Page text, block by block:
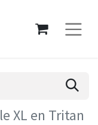
XL en Tritan